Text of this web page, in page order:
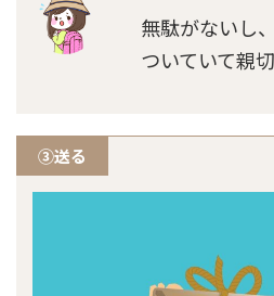
無駄がないし
ついていて親切
③送る